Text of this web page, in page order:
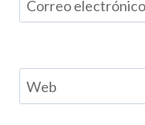
Correo electrónico
Web